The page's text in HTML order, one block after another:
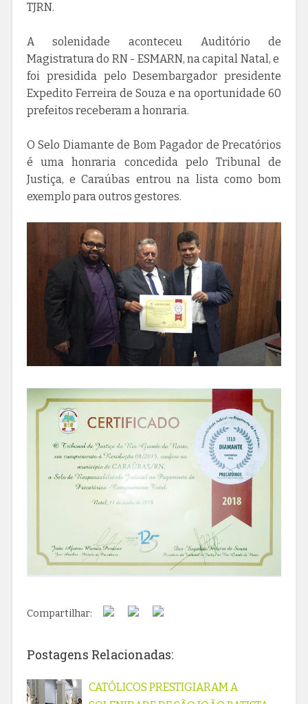
TJRN.
A solenidade aconteceu Auditório de
Magistratura do RN - ESMARN, na capital Natal, e
foi presidida pelo Desembargador presidente
Expedito Ferreira de Souza e na oportunidade 60
prefeitos receberam a honraria.
O Selo Diamante de Bom Pagador de Precatórios
é uma honraria concedida pelo Tribunal de
Justiça, e Caraúbas entrou na lista como bom
exemplo para outros gestores.
Compartilhar:
Postagens Relacionadas:
CATÓLICOS PRESTIGIARAM A